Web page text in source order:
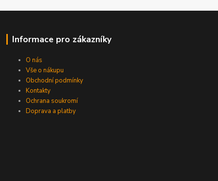
Informace pro zákazníky
O nás
Vše o nákupu
Obchodní podmínky
Kontakty
Ochrana soukromí
Doprava a platby